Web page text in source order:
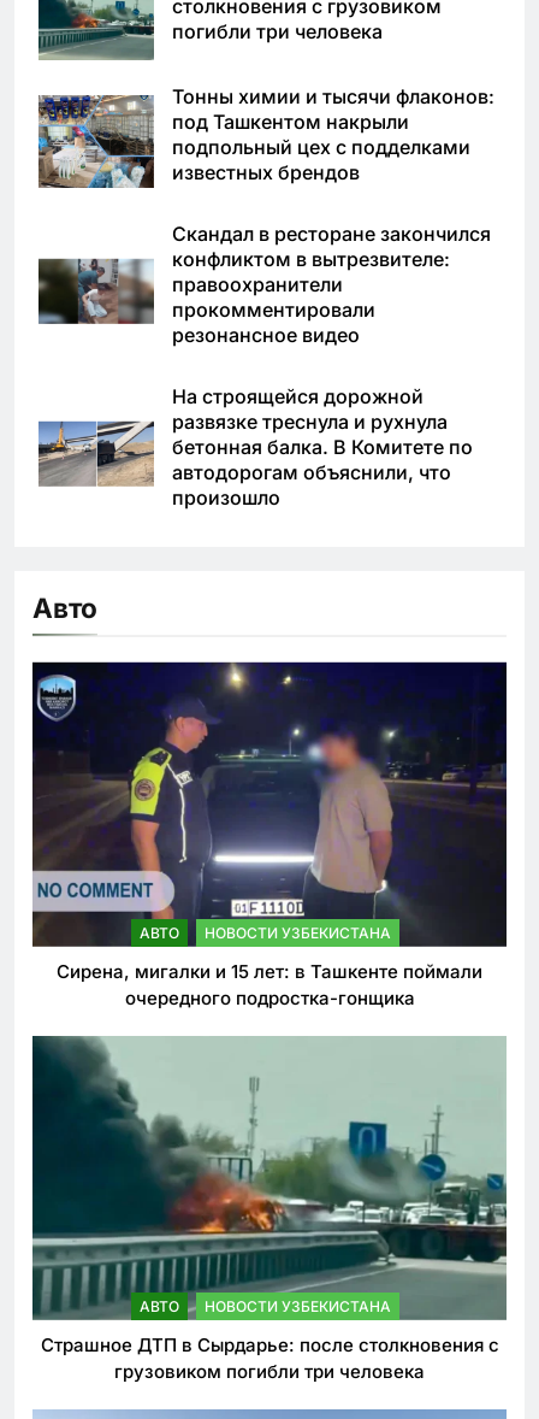
столкновения с грузовиком
погибли три человека
Тонны химии и тысячи флаконов:
под Ташкентом накрыли
подпольный цех с подделками
известных брендов
Скандал в ресторане закончился
конфликтом в вытрезвителе:
правоохранители
прокомментировали
резонансное видео
На строящейся дорожной
развязке треснула и рухнула
бетонная балка. В Комитете по
автодорогам объяснили, что
произошло
Авто
АВТО НОВОСТИ УЗБЕКИСТАНА
Сирена, мигалки и 15 лет: в Ташкенте поймали
очередного подростка-гонщика
АВТО НОВОСТИ УЗБЕКИСТАНА
Страшное ДТП в Сырдарье: после столкновения с
грузовиком погибли три человека